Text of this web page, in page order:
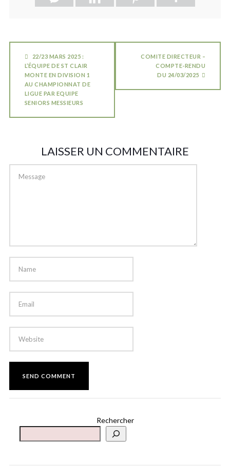
22/23 MARS 2025 :
L’ÉQUIPE DE ST CLAIR
MONTE EN DIVISION 1
AU CHAMPIONNAT DE
LIGUE PAR EQUIPE
SENIORS MESSIEURS
COMITE DIRECTEUR –
COMPTE-RENDU
DU 24/03/2025
LAISSER UN COMMENTAIRE
Rechercher